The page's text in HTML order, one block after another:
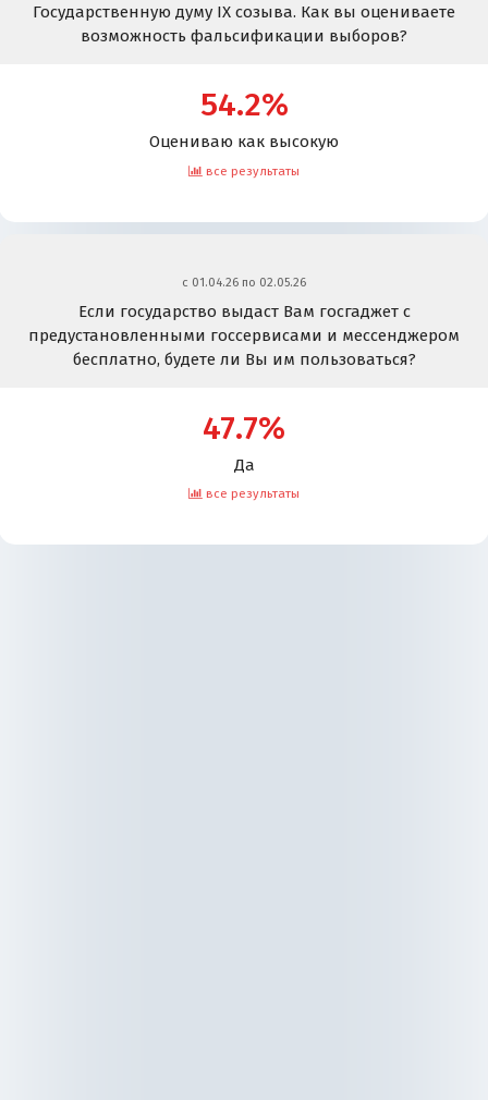
Государственную думу IX созыва. Как вы оцениваете
возможность фальсификации выборов?
54.2%
Оцениваю как высокую
все результаты
c 01.04.26 по 02.05.26
Если государство выдаст Вам госгаджет с
предустановленными госсервисами и мессенджером
бесплатно, будете ли Вы им пользоваться?
47.7%
Да
все результаты